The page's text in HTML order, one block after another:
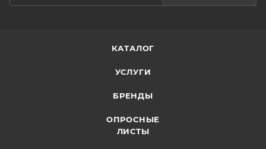
КАТАЛОГ
УСЛУГИ
БРЕНДЫ
ОПРОСНЫЕ
ЛИСТЫ